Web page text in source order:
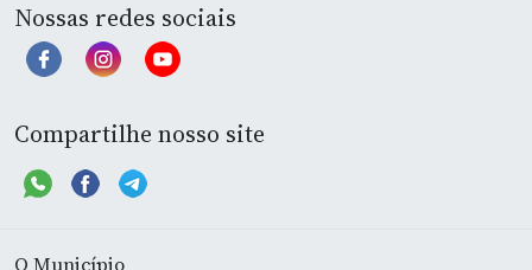
Nossas redes sociais
Compartilhe nosso site
O Município